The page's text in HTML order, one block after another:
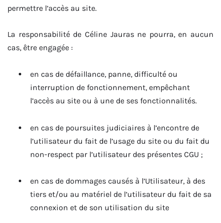
permettre l’accès au site.
La responsabilité de Céline Jauras ne pourra, en aucun
cas, être engagée :
en cas de défaillance, panne, difficulté ou
interruption de fonctionnement, empêchant
l’accès au site ou à une de ses fonctionnalités.
en cas de poursuites judiciaires à l’encontre de
l’utilisateur du fait de l’usage du site ou du fait du
non-respect par l’utilisateur des présentes CGU ;
en cas de dommages causés à l’Utilisateur, à des
tiers et/ou au matériel de l’utilisateur du fait de sa
connexion et de son utilisation du site